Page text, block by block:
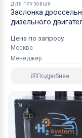
ДЛЯ ГРУЗОВЫХ
Заслонка
дизельного
Цена по запросу
Москва
Менеджер
Подробнее